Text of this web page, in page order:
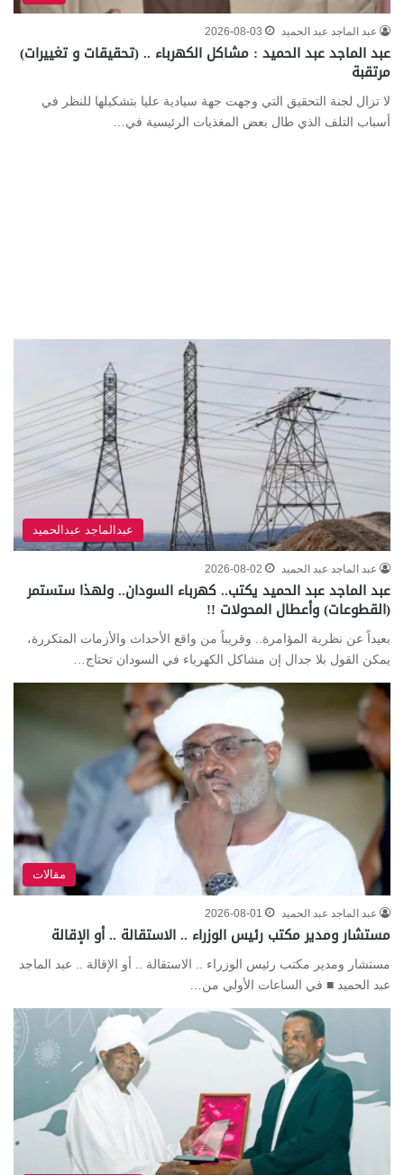
عبد الماجد عبد الحميد 2026-08-03
عبد الماجد عبد الحميد : مشاكل الكهرباء .. (تحقيقات و تغييرات)
مرتقبة
لا تزال لجنة التحقيق التي وجهت جهة سيادية عليا بتشكيلها للنظر في
أسباب التلف الذي طال بعض المغذيات الرئيسية في…
عبدالماجد عبدالحميد
عبد الماجد عبد الحميد 2026-08-02
عبد الماجد عبد الحميد يكتب.. كهرباء السودان.. ولهذا ستستمر
(القطوعات) وأعطال المحولات !!
بعيداً عن نظرية المؤامرة.. وقريباً من واقع الأحداث والأزمات المتكررة،
يمكن القول بلا جدال إن مشاكل الكهرباء في السودان تحتاج…
مقالات
عبد الماجد عبد الحميد 2026-08-01
مستشار ومدير مكتب رئيس الوزراء .. الاستقالة .. أو الإقالة
مستشار ومدير مكتب رئيس الوزراء .. الاستقالة .. أو الإقالة .. عبد الماجد
عبد الحميد ■ في الساعات الأولي من…